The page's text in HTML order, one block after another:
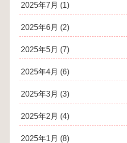
2025年7月 (1)
2025年6月 (2)
2025年5月 (7)
2025年4月 (6)
2025年3月 (3)
2025年2月 (4)
2025年1月 (8)